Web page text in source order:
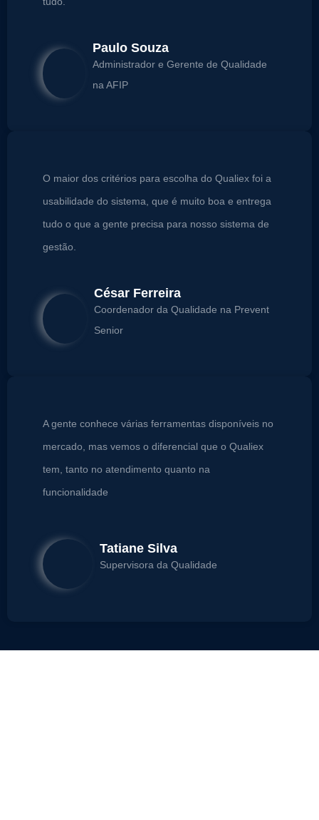
Paulo Souza
Administrador e Gerente de Qualidade
na AFIP
O maior dos critérios para escolha do Qualiex foi a
usabilidade do sistema, que é muito boa e entrega
tudo o que a gente precisa para nosso sistema de
gestão.
César Ferreira
Coordenador da Qualidade na Prevent
Senior
A gente conhece várias ferramentas disponíveis no
mercado, mas vemos o diferencial que o Qualiex
tem, tanto no atendimento quanto na
funcionalidade
Tatiane Silva
Supervisora da Qualidade